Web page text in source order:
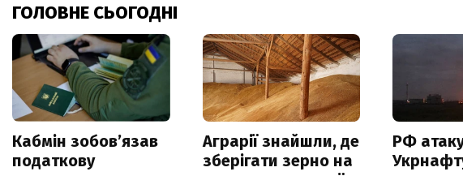
ГОЛОВНЕ СЬОГОДНІ
Кабмін зобовʼязав
податкову
Аграрії знайшли, де
зберігати зерно на
РФ